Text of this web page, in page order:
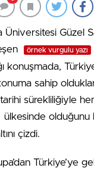
Üniversitesi Güzel
örnek vurgulu yazı
konuşmada,
sahip
sürekliliğiyle
ülkesinde olduğunu
çizdi.
Türkiye’ye